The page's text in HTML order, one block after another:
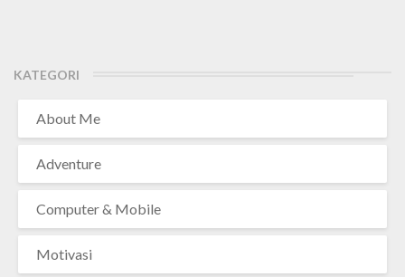
KATEGORI
About Me
Adventure
Computer & Mobile
Motivasi